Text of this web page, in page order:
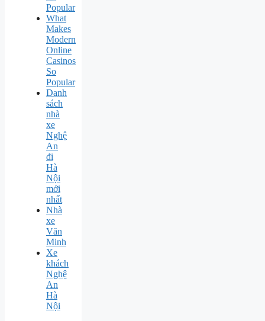
Popular
What
Makes
Modern
Online
Casinos
So
Popular
Danh
sách
nhà
xe
Nghệ
An
đi
Hà
Nội
mới
nhất
Nhà
xe
Văn
Minh
Xe
khách
Nghệ
An
Hà
Nội